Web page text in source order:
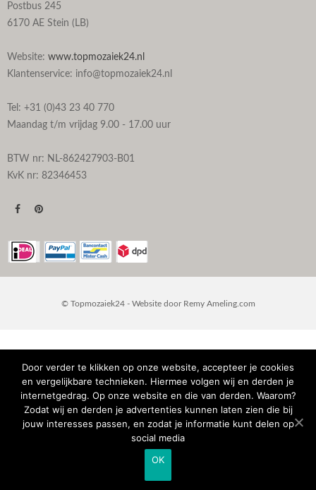
Postbus 245
6170 AE Stein (LB)
Website: www.topmozaiek24.nl
Klantenservice: info@topmozaiek24.nl
Tel: +31 (0)43 23 40 770
Maandag t/m vrijdag 9.00 - 17.00 uur
BTW nr: NL-862427903-B01
KvK nr: 82346453
© Topmozaiek24 - Website door Remy Ameling.com
Door verder te klikken op onze website, accepteer je cookies
en vergelijkbare technieken. Hiermee volgen wij en derden je
internetgedrag. Op onze website en die van derden. Waarom?
Zodat wij en derden je advertenties kunnen laten zien die bij
jouw interesses passen, en zodat je informatie kunt delen op
social media
OK